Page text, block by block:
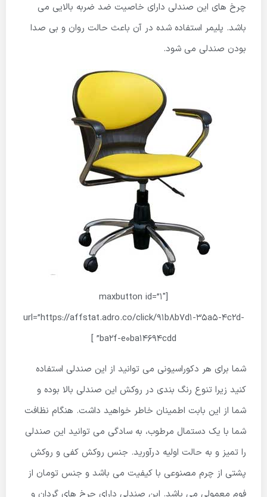
چرخ های این صندلی دارای خاصیت ضد ضربه بالایی می
باشد.‌‌ پلیمر استفاده شده در آن باعث حالت روان و بی صدا
بودن صندلی می شود.
[maxbutton id=”1″
url=”https://affstat.adro.co/click/91b8b7d1-35a5-4c2d-
ba2f-e0ba14694cdd” ]
شما برای هر دکوراسیونی می توانید از این صندلی استفاده
کنید زیرا تنوع رنگ بندی در روکش این صندلی بالا بوده و
شما از این بابت اطمینان خاطر خواهید داشت. هنگام نظافت
شما با یک دستمال مرطوب، به سادگی می توانید این صندلی
را تمیز و به حالت اولیه درآورید. جنس روکش کفی و روکش
پشتی از چرم مصنوعی با کیفیت می باشد و جنس تومان از